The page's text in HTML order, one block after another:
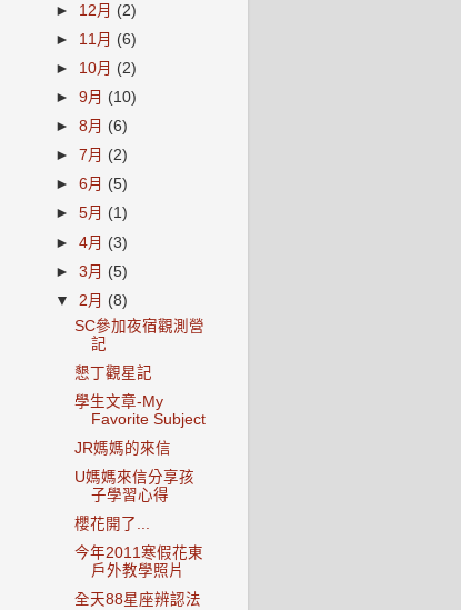
► 12月 (2)
► 11月 (6)
► 10月 (2)
►9月 (10)
►8月 (6)
►7月 (2)
►6月 (5)
►5月 (1)
►4月 (3)
►3月 (5)
▼ 2月 (8)
SC參加夜宿觀測營
記
懇丁觀星記
學生文章-My
Favorite Subject
JR媽媽的來信
U媽媽來信分享孩
子學習心得
櫻花開了...
今年2011寒假花東
戶外教學照片
全天88星座辨認法